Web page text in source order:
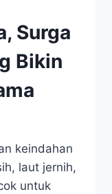
Surga
Bikin
keindahan
laut jernih,
untuk